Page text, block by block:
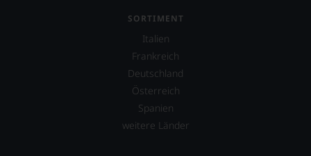
SORTIMENT
Italien
Frankreich
Deutschland
Österreich
Spanien
weitere Länder